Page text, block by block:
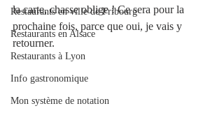
Restaurants en ville de Fribourg
Restaurants en Alsace
Restaurants à Lyon
Info gastronomique
Mon système de notation
la carte, chasse oblige ! Ce sera pour la
prochaine fois, parce que oui, je vais y
retourner.